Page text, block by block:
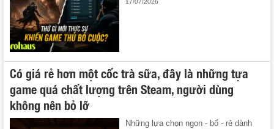
Có giá rẻ hơn một cốc trà sữa, đây là những tựa
game quá chất lượng trên Steam, người dùng
không nên bỏ lỡ
Những lựa chọn ngon - bổ - rẻ dành